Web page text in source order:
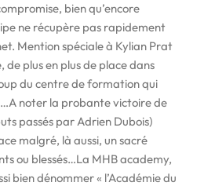
bien qu’encore
ne récupère pas rapidement
Mention spéciale à Kylian Prat
de plus en plus de place dans
du centre de formation qui
noter la probante victoire de
passés par Adrien Dubois)
malgré, là aussi, un sacré
ou blessés…La MHB academy,
bien dénommer « l’Académie du